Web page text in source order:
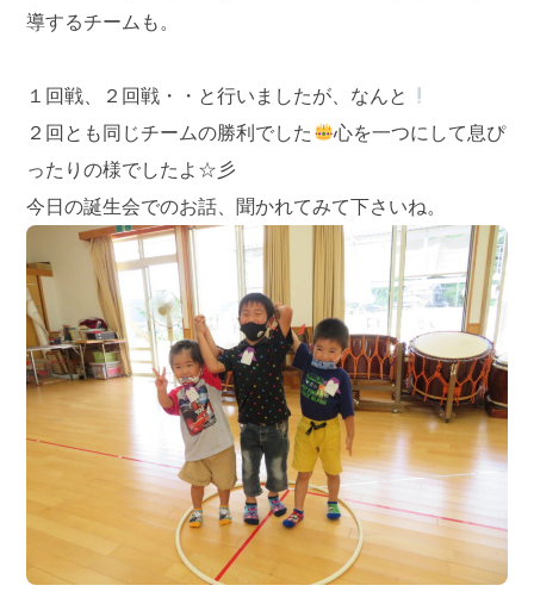
導するチームも。
１回戦、２回戦・・と行いましたが、なんと
２回とも同じチームの勝利でした
心を一つにして息ぴ
ったりの様でしたよ☆彡
今日の誕生会でのお話、聞かれてみて下さいね。